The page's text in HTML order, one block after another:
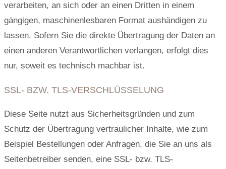
verarbeiten, an sich oder an einen Dritten in einem
gängigen, maschinenlesbaren Format aushändigen zu
lassen. Sofern Sie die direkte Übertragung der Daten an
einen anderen Verantwortlichen verlangen, erfolgt dies
nur, soweit es technisch machbar ist.
SSL- BZW. TLS-VERSCHLÜSSELUNG
Diese Seite nutzt aus Sicherheitsgründen und zum
Schutz der Übertragung vertraulicher Inhalte, wie zum
Beispiel Bestellungen oder Anfragen, die Sie an uns als
Seitenbetreiber senden, eine SSL- bzw. TLS-